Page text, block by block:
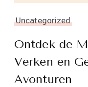
Uncategorized
Ontdek de
Verken en
Avonturen